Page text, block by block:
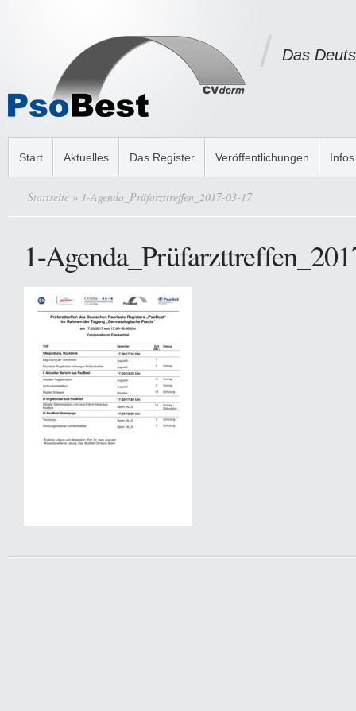
Das
Start Aktuelles Das Register Veröffentlichungen
Startseite » 1-Agenda_Prüfarzttreffen_2017-03-17
1-